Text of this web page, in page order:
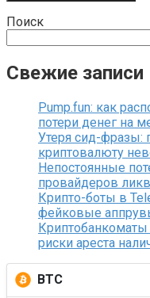
Поиск
Свежие записи
Pump.fun: как
потери денег на
Утеря сид-фразы:
криптовалюту
Непостоянные
провайдеров
Крипто-боты в
фейковые
риски ареста
BTC